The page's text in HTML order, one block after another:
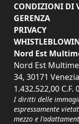
CONDIZIONI DI
GERENZA
PRIVACY
Nord Est
Nord Est
34, 30171
1.432.522,00 C.F.
I diritti delle
espressamente
mezzo e